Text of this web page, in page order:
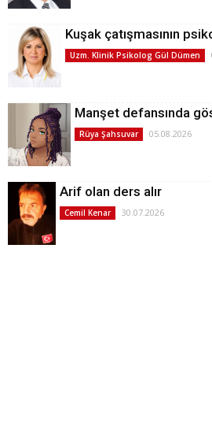
Kuşak çatışmasının
Uzm. Klinik Psikolog Gül Dümen
Manşet defansında
Rüya Şahsuvar 05.08.2026
Arif olan ders alır
Cemil Kenar 30.07.2026